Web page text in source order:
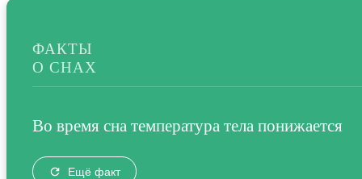
ФАКТЫ
О СНАХ
Во время сна температура тела понижается
Ещё факт